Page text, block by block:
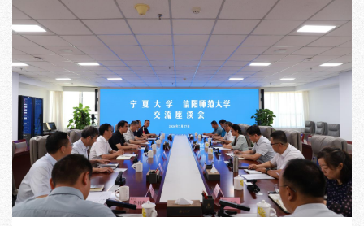
山实验室主任马玉山院士，宁夏大学党委副书记、校长彭志科
担任大会共同主席。中国科学院院士张卫红、中国工程院院士
郭东明、段宝岩、杨华勇、马玉山、焦宗夏、苑世剑、陈新、
英国皇家工程院院士戴建生、加拿大工程院院士沈卫明以及来
自全国350余所高校1600余名院长、系主任、专家学者和行业
代表共襄盛会。宁夏大学党委书记王宏伟，党委副书记、校长
彭志科出席大会并致辞。本届大会以“真场景 铸卓越 新一代智
能制造科产教人才培养”为主题，精准锚定国家制造强国建设核
心需求，直面当下工程教育改革核心命题，...